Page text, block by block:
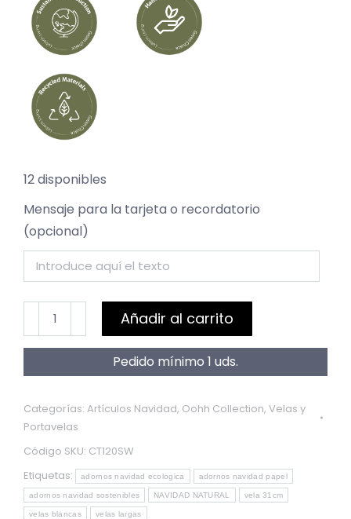
12 disponibles
Mensaje para la tarjeta o recordatorio
(opcional)
Juego
de
velas
blanca
nieve
cantidad
Añadir al carrito
Pedido mínimo 1 uds.
Categorías: Artículos Navidad, Oohh Collection, Velas y
Portavelas
Código SKU: CT120SW
Etiquetas:
adornos navidad ecologica adornos navidad papel
adornos navidad sostenibles NAVIDAD NATURAL vela 31cm
velas blancas velas largas